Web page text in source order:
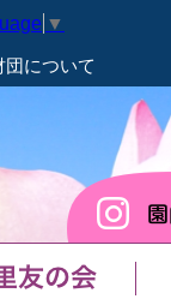
▼
団について